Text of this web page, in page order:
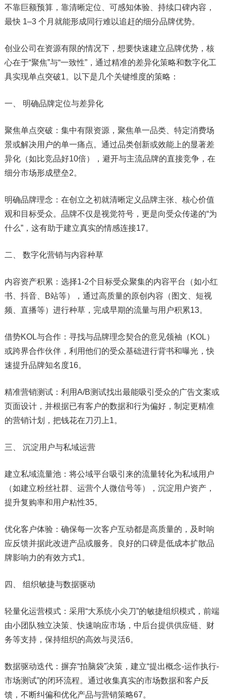
不靠巨额预算，靠清晰定位、可感知体验、持续口碑内容，
最快 1–3 个月就能形成同行难以追赶的细分品牌优势。
创业公司在资源有限的情况下，想要快速建立品牌优势，核
心在于“聚焦”与“一致性”，通过精准的差异化策略和数字化工
具实现单点突破1。以下是几个关键维度的策略：
一、 明确品牌定位与差异化
聚焦单点突破：集中有限资源，聚焦单一品类、特定消费场
景或解决用户的单一痛点。通过品类创新或效能上的显著差
异化（如比竞品好10倍），避开与主流品牌的直接竞争，在
细分市场形成壁垒2。
明确品牌理念：在创立之初就清晰定义品牌主张、核心价值
观和目标受众。品牌不仅是视觉符号，更是向受众传递的“为
什么”，这有助于建立真实的情感连接17。
二、 数字化营销与内容种草
内容资产积累：选择1-2个目标受众聚集的内容平台（如小红
书、抖音、B站等），通过高质量的原创内容（图文、短视
频、直播等）进行种草，完成早期的流量与用户积累13。
借势KOL与合作：寻找与品牌理念契合的意见领袖（KOL）
或跨界合作伙伴，利用他们的受众基础进行背书和曝光，快
速提升品牌知名度16。
精准营销测试：利用A/B测试找出最能吸引受众的广告文案或
页面设计，并根据已有客户的数据和行为偏好，制定更精准
的营销计划，把钱花在刀刃上1。
三、 沉淀用户与私域运营
建立私域流量池：将公域平台吸引来的流量转化为私域用户
（如建立粉丝社群、运营个人微信号等），沉淀用户资产，
提升复购率和用户粘性35。
优化客户体验：确保每一次客户互动都是高质量的，及时响
应反馈并据此改进产品或服务。良好的口碑是低成本扩散品
牌影响力的有效方式1。
四、 组织敏捷与数据驱动
轻量化运营模式：采用“大系统小尖刀”的敏捷组织模式，前端
由小团队独立决策、快速响应市场，中后台提供供应链、财
务等支持，保持组织的高效与灵活6。
数据驱动迭代：摒弃“拍脑袋”决策，建立“提出概念-运作执行-
市场测试”的闭环流程。通过收集真实的市场数据和客户反
馈，不断纠偏和优化产品与营销策略67。